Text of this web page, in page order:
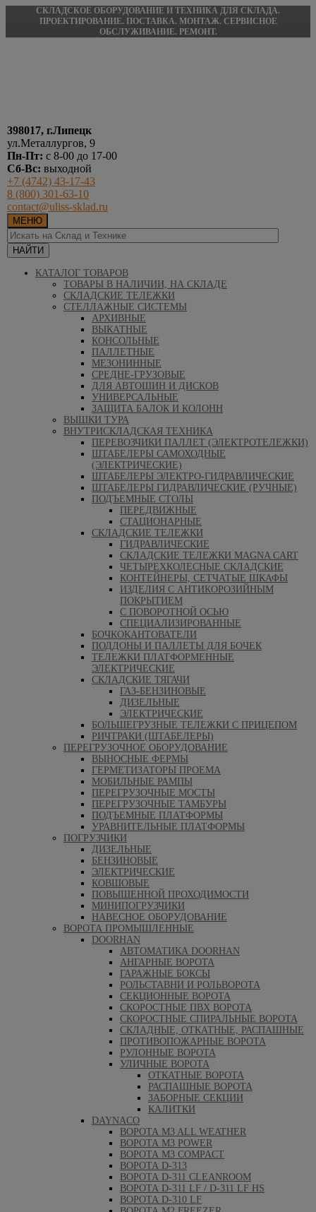
СКЛАДСКОЕ ОБОРУДОВАНИЕ И ТЕХНИКА ДЛЯ СКЛАДА.
ПРОЕКТИРОВАНИЕ. ПОСТАВКА. МОНТАЖ. СЕРВИСНОЕ
ОБСЛУЖИВАНИЕ. РЕМОНТ.
398017, г.Липецк
ул.Металлургов, 9
Пн-Пт: с 8-00 до 17-00
Сб-Вс: выходной
+7 (4742) 43-17-43
8 (800) 301-63-10
contact@uliss-sklad.ru
МЕНЮ
КАТАЛОГ ТОВАРОВ
ТОВАРЫ В НАЛИЧИИ, НА СКЛАДЕ
СКЛАДСКИЕ ТЕЛЕЖКИ
СТЕЛЛАЖНЫЕ СИСТЕМЫ
АРХИВНЫЕ
ВЫКАТНЫЕ
КОНСОЛЬНЫЕ
ПАЛЛЕТНЫЕ
МЕЗОНИННЫЕ
СРЕДНЕ-ГРУЗОВЫЕ
ДЛЯ АВТОШИН И ДИСКОВ
УНИВЕРСАЛЬНЫЕ
ЗАЩИТА БАЛОК И КОЛОНН
ВЫШКИ ТУРА
ВНУТРИСКЛАДСКАЯ ТЕХНИКА
ПЕРЕВОЗЧИКИ ПАЛЛЕТ (ЭЛЕКТРОТЕЛЕЖКИ)
ШТАБЕЛЕРЫ САМОХОДНЫЕ
(ЭЛЕКТРИЧЕСКИЕ)
ШТАБЕЛЕРЫ ЭЛЕКТРО-ГИДРАВЛИЧЕСКИЕ
ШТАБЕЛЕРЫ ГИДРАВЛИЧЕСКИЕ (РУЧНЫЕ)
ПОДЪЕМНЫЕ СТОЛЫ
ПЕРЕДВИЖНЫЕ
СТАЦИОНАРНЫЕ
СКЛАДСКИЕ ТЕЛЕЖКИ
ГИДРАВЛИЧЕСКИЕ
СКЛАДСКИЕ ТЕЛЕЖКИ MAGNA CART
ЧЕТЫРЕХКОЛЕСНЫЕ СКЛАДСКИЕ
КОНТЕЙНЕРЫ, СЕТЧАТЫЕ ШКАФЫ
ИЗДЕЛИЯ С АНТИКОРОЗИЙНЫМ
ПОКРЫТИЕМ
С ПОВОРОТНОЙ ОСЬЮ
СПЕЦИАЛИЗИРОВАННЫЕ
БОЧКОКАНТОВАТЕЛИ
ПОДДОНЫ И ПАЛЛЕТЫ ДЛЯ БОЧЕК
ТЕЛЕЖКИ ПЛАТФОРМЕННЫЕ
ЭЛЕКТРИЧЕСКИЕ
СКЛАДСКИЕ ТЯГАЧИ
ГАЗ-БЕНЗИНОВЫЕ
ДИЗЕЛЬНЫЕ
ЭЛЕКТРИЧЕСКИЕ
БОЛЬШЕГРУЗНЫЕ ТЕЛЕЖКИ С ПРИЦЕПОМ
РИЧТРАКИ (ШТАБЕЛЕРЫ)
ПЕРЕГРУЗОЧНОЕ ОБОРУДОВАНИЕ
ВЫНОСНЫЕ ФЕРМЫ
ГЕРМЕТИЗАТОРЫ ПРОЕМА
МОБИЛЬНЫЕ РАМПЫ
ПЕРЕГРУЗОЧНЫЕ МОСТЫ
ПЕРЕГРУЗОЧНЫЕ ТАМБУРЫ
ПОДЪЕМНЫЕ ПЛАТФОРМЫ
УРАВНИТЕЛЬНЫЕ ПЛАТФОРМЫ
ПОГРУЗЧИКИ
ДИЗЕЛЬНЫЕ
БЕНЗИНОВЫЕ
ЭЛЕКТРИЧЕСКИЕ
КОВШОВЫЕ
ПОВЫШЕННОЙ ПРОХОДИМОСТИ
МИНИПОГРУЗЧИКИ
НАВЕСНОЕ ОБОРУДОВАНИЕ
ВОРОТА ПРОМЫШЛЕННЫЕ
DOORHAN
АВТОМАТИКА DOORHAN
АНГАРНЫЕ ВОРОТА
ГАРАЖНЫЕ БОКСЫ
РОЛЬСТАВНИ И РОЛЬВОРОТА
СЕКЦИОННЫЕ ВОРОТА
СКОРОСТНЫЕ ПВХ ВОРОТА
СКОРОСТНЫЕ СПИРАЛЬНЫЕ ВОРОТА
СКЛАДНЫЕ, ОТКАТНЫЕ, РАСПАШНЫЕ
ПРОТИВОПОЖАРНЫЕ ВОРОТА
РУЛОННЫЕ ВОРОТА
УЛИЧНЫЕ ВОРОТА
ОТКАТНЫЕ ВОРОТА
РАСПАШНЫЕ ВОРОТА
ЗАБОРНЫЕ СЕКЦИИ
КАЛИТКИ
DAYNACO
ВОРОТА M3 ALL WEATHER
ВОРОТА M3 POWER
ВОРОТА M3 COMPACT
ВОРОТА D-313
ВОРОТА D-311 CLEANROOM
ВОРОТА D-311 LF / D-311 LF HS
ВОРОТА D-310 LF